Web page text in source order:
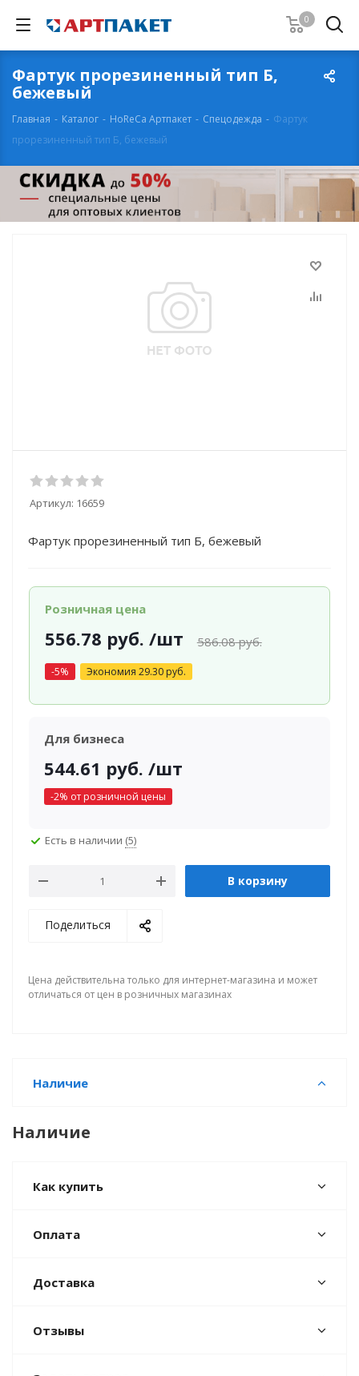
0
Фартук прорезиненный тип Б,
бежевый
Главная - Каталог - HoReCa Артпакет - Спецодежда - Фартук
прорезиненный тип Б, бежевый
Артикул: 16659
Фартук прорезиненный тип Б, бежевый
Розничная цена
556.78 руб. /шт 586.08руб.
-5% Экономия 29.30руб.
Для бизнеса
544.61 руб. /шт
-2% от розничной цены
Есть в наличии (5)
В корзину
Поделиться
Цена действительна только для интернет-магазина и может
отличаться от цен в розничных магазинах
Наличие
Наличие
Как купить
Оплата
Доставка
Отзывы